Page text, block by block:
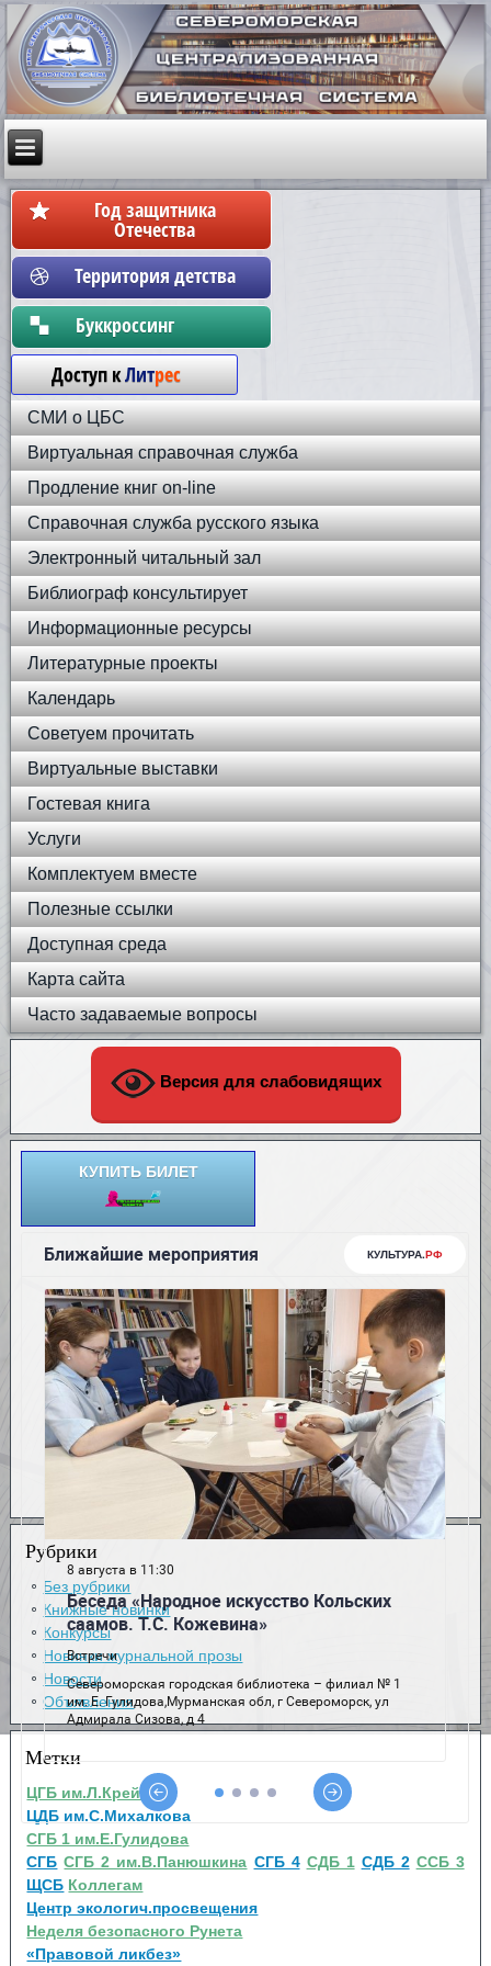
Год защитника
Отечества
Территория детства
Бyккpoccинг
Доступ кЛитрес
СМИ о ЦБС
Виртуальная справочная служба
Продление книг on-line
Справочная служба русского языка
Электронный читальный зал
Библиограф консультирует
Информационные ресурсы
Литературные проекты
Календарь
Советуем прочитать
Виртуальные выставки
Гостевая книга
Услуги
Комплектуем вместе
Полезные ссылки
Доступная среда
Карта сайта
Часто задаваемые вопросы
Версия для слабовидящих
КУПИТЬ БИЛЕТ
Рубрики
Без рубрики
Книжные новинки
Конкурсы
Новинки журнальной прозы
Новости
Объявления
Метки
ЦГБ им.Л.Крейна
ЦДБ им.С.Михалкова
СГБ 1 им.Е.Гулидова
СГБ СГБ 2 им.В.Панюшкина СГБ 4 СДБ 1 СДБ 2 ССБ 3
ЩСБ Коллегам
Центр экологич.просвещения
Неделя безопасного Рунета
«Правовой ликбез»